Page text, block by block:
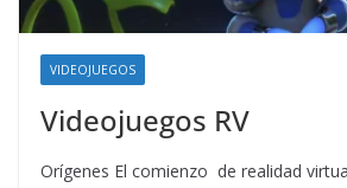
VIDEOJUEGOS
Videojuegos RV
Orígenes El comienzo de realidad